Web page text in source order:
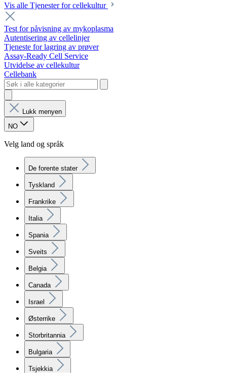
Vis alle Tjenester for cellekultur
Test for påvisning av mykoplasma
Autentisering av cellelinjer
Tjeneste for lagring av prøver
Assay-Ready Cell Service
Utvidelse av cellekultur
Cellebank
Lukk menyen
NO
Velg land og språk
De forente stater
Tyskland
Frankrike
Italia
Spania
Sveits
Belgia
Canada
Israel
Østerrike
Storbritannia
Bulgaria
Tsjekkia